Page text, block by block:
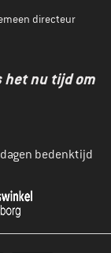
directeur
het nu tijd om
bedenktijd